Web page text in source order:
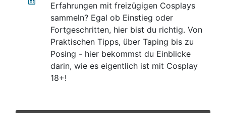
Erfahrungen mit freizügigen Cosplays
sammeln? Egal ob Einstieg oder
Fortgeschritten, hier bist du richtig. Von
Praktischen Tipps, über Taping bis zu
Posing - hier bekommst du Einblicke
darin, wie es eigentlich ist mit Cosplay
18+!